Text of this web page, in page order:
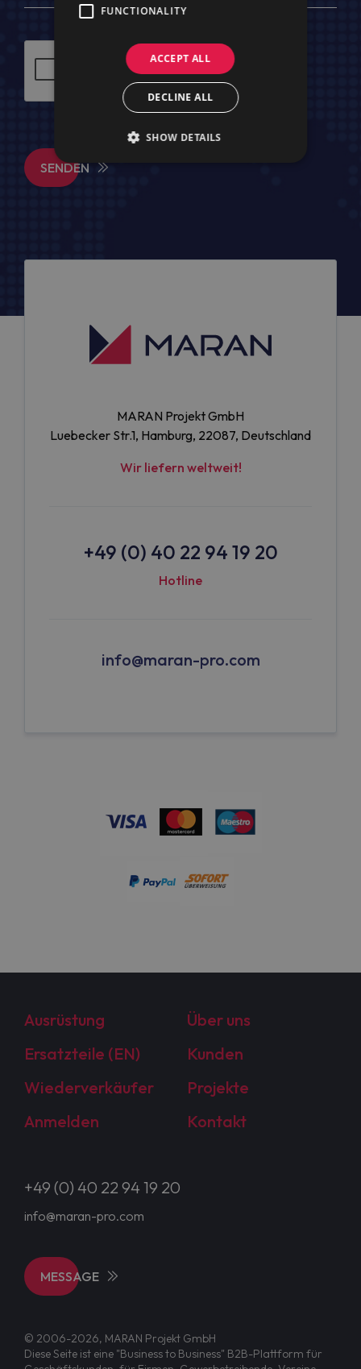
SENDEN
MARAN Projekt GmbH
Luebecker Str.1, Hamburg, 22087, Deutschland
Wir liefern weltweit!
+49 (0) 40 22 94 19 20
Hotline
info@maran-pro.com
Ausrüstung
Über uns
Ersatzteile (EN)
Kunden
Wiederverkäufer
Projekte
Anmelden
Kontakt
+49 (0) 40 22 94 19 20
info@maran-pro.com
MESSAGE
© 2006-2026, MARAN Projekt GmbH
Diese Seite ist eine "Business to Business" B2B-Plattform für
FUNCTIONALITY
ACCEPT ALL
DECLINE ALL
SHOW DETAILS